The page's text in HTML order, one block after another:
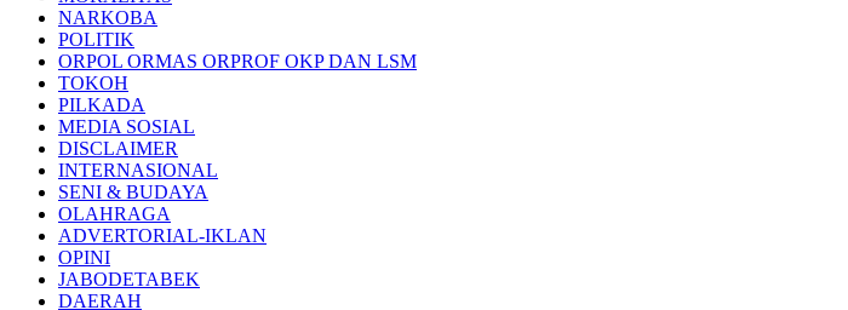
NARKOBA
POLITIK
ORPOL ORMAS ORPROF OKP DAN LSM
TOKOH
PILKADA
MEDIA SOSIAL
DISCLAIMER
INTERNASIONAL
SENI & BUDAYA
OLAHRAGA
ADVERTORIAL-IKLAN
OPINI
JABODETABEK
DAERAH